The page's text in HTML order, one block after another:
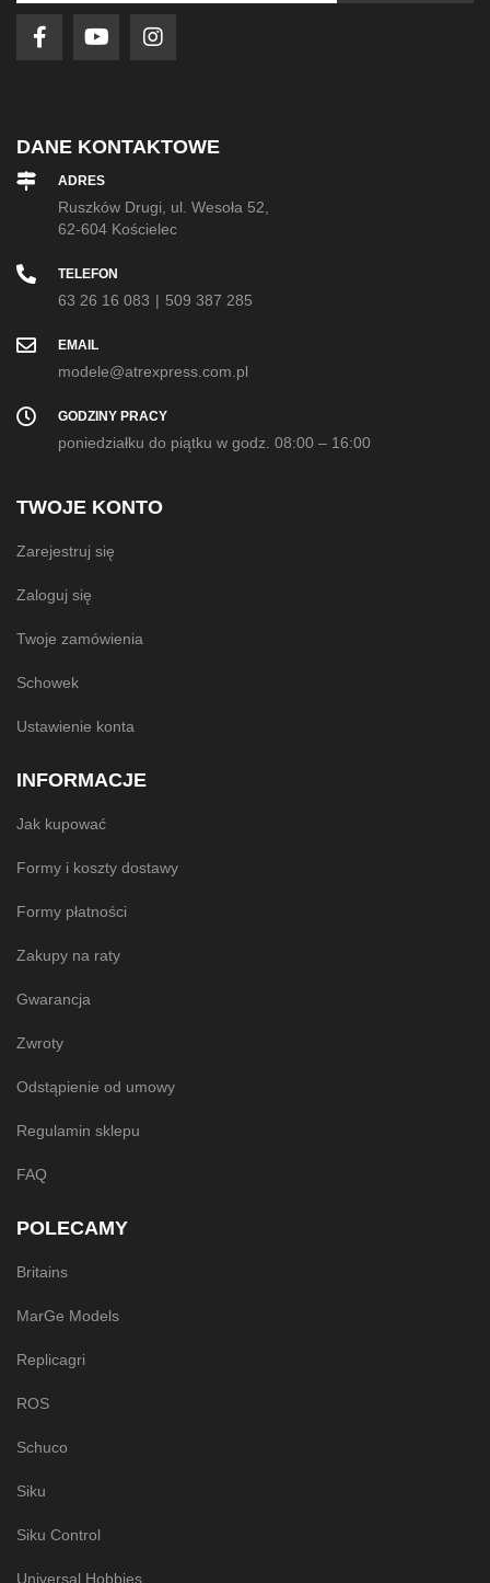
newsletter:
DANE KONTAKTOWE
ADRES
Ruszków Drugi, ul. Wesoła 52,
62-604 Kościelec
TELEFON
63 26 16 083 | 509 387 285
EMAIL
modele@atrexpress.com.pl
GODZINY PRACY
poniedziałku do piątku w godz. 08:00 – 16:00
TWOJE KONTO
Zarejestruj się
Zaloguj się
Twoje zamówienia
Schowek
Ustawienie konta
INFORMACJE
Jak kupować
Formy i koszty dostawy
Formy płatności
Zakupy na raty
Gwarancja
Zwroty
Odstąpienie od umowy
Regulamin sklepu
FAQ
POLECAMY
Britains
MarGe Models
Replicagri
ROS
Schuco
Siku
Siku Control
Universal Hobbies